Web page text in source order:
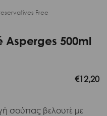
Free
Asperges 500ml
€12,20
σούπας βελουτέ με